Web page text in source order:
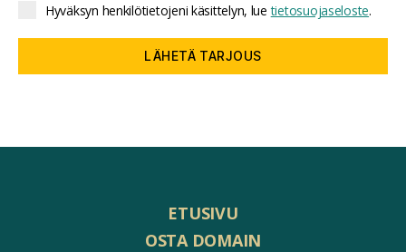
Hyväksyn henkilötietojeni käsittelyn, luetietosuojaseloste.
LÄHETÄ TARJOUS
ETUSIVU
OSTA DOMAIN